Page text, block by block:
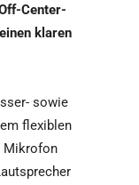
Center-
klaren
sowie
flexiblen
Mikrofon